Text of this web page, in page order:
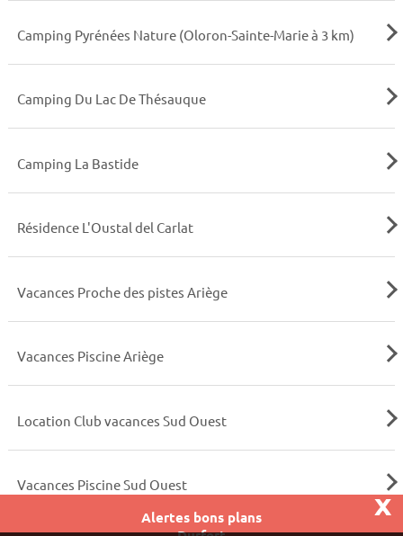
Alertes bons plans
x
Camping Pyrénées Nature (Oloron-Sainte-Marie à 3 km)
Camping Du Lac De Thésauque
Camping La Bastide
Résidence L'Oustal del Carlat
Vacances Proche des pistes Ariège
Vacances Piscine Ariège
Location Club vacances Sud Ouest
Vacances Piscine Sud Ouest